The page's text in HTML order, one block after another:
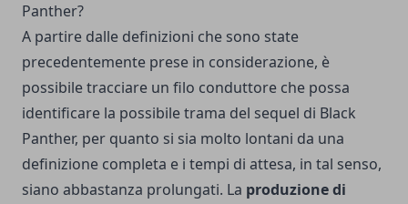
Panther?
A partire dalle definizioni che sono state
precedentemente prese in considerazione, è
possibile tracciare un filo conduttore che possa
identificare la possibile trama del sequel di Black
Panther, per quanto si sia molto lontani da una
definizione completa e i tempi di attesa, in tal senso,
siano abbastanza prolungati. La produzione di